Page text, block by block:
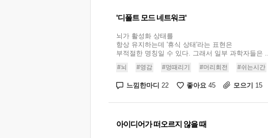
'디폴트 모드 네트워크'
뇌가 활성화 상태를
항상 유지하는데 '휴식 상태'라는 표현은
부적절한 명칭일 수 있다. 그래서 일부 과학자들은 ...
#뇌 #영감 #멍때리기 #머리회전 #쉬는시간
느낌한마디 22 좋아요 45 모으기 15
아이디어가 떠오르지 않을 때